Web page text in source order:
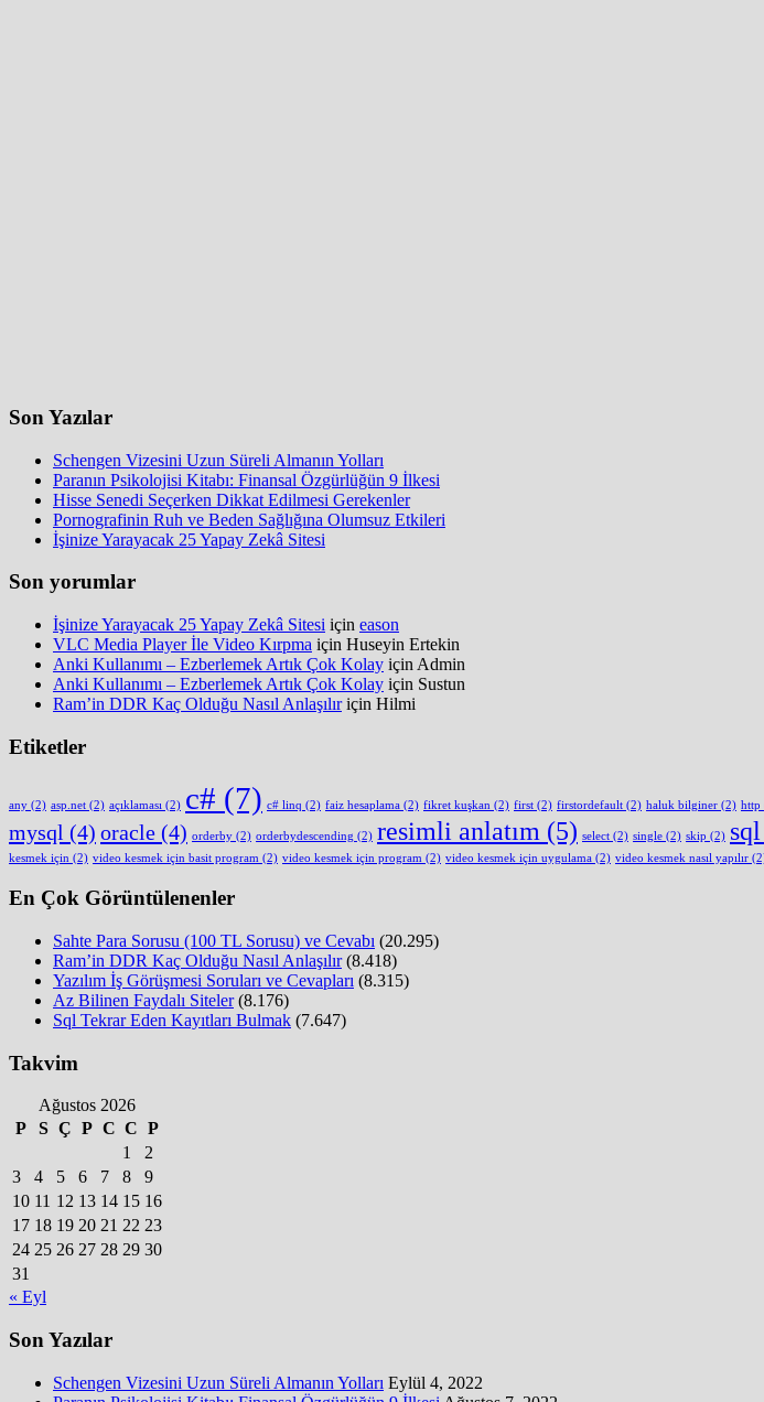
Son Yazılar
Schengen Vizesini Uzun Süreli Almanın Yolları
Paranın Psikolojisi Kitabı: Finansal Özgürlüğün 9 İlkesi
Hisse Senedi Seçerken Dikkat Edilmesi Gerekenler
Pornografinin Ruh ve Beden Sağlığına Olumsuz Etkileri
İşinize Yarayacak 25 Yapay Zekâ Sitesi
Son yorumlar
İşinize Yarayacak 25 Yapay Zekâ Sitesi için eason
VLC Media Player İle Video Kırpma için Huseyin Ertekin
Anki Kullanımı – Ezberlemek Artık Çok Kolay için Admin
Anki Kullanımı – Ezberlemek Artık Çok Kolay için Sustun
Ram’in DDR Kaç Olduğu Nasıl Anlaşılıriçin Hilmi
Etiketler
any (2) asp.net (2) açıklaması (2) c# (7) c# linq (2) faiz hesaplama (2) fikret kuşkan (2) first (2) firstordefault (2) haluk bilginer (2) http
mysql (4) oracle (4) orderby (2) orderbydescending (2) resimli anlatım (5) select (2) single (2) skip (2) sql
kesmek için (2) video kesmek için basit program (2) video kesmek için program (2) video kesmek için uygulama (2) video kesmek nasıl yapılır
En Çok Görüntülenenler
Sahte Para Sorusu (100 TL Sorusu) ve Cevabı (20.295)
Ram’in DDR Kaç Olduğu Nasıl Anlaşılır (8.418)
Yazılım İş Görüşmesi Soruları ve Cevapları (8.315)
Az Bilinen Faydalı Siteler (8.176)
Sql Tekrar Eden Kayıtları Bulmak (7.647)
Takvim
Ağustos 2026
P
S Ç P C C P
1
2
3
4 5 6 7 8
9
10 11 12 13 14 15 16
17 18 19 20 21 22 23
24 25 26 27 28 29 30
31
« Eyl
Son Yazılar
Schengen Vizesini Uzun Süreli Almanın Yolları Eylül 4, 2022